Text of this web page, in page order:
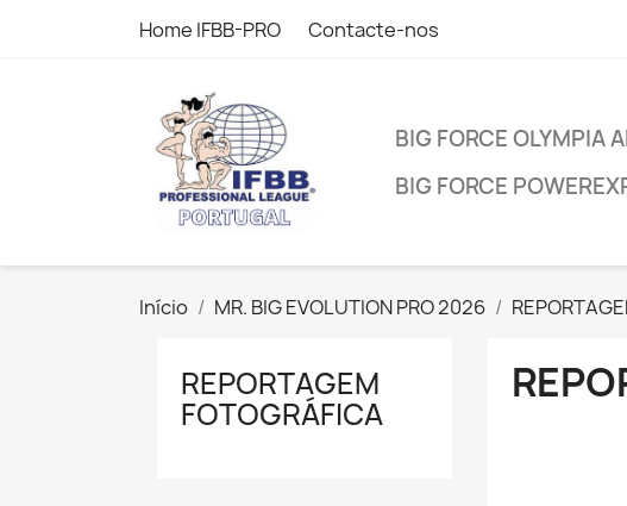
Home IFBB-PRO Contacte-nos
BIG FORCE OLYMPIA
BIG FORCE
Início MR. BIG EVOLUTION PRO 2026
REPORTAGEM
FOTOGRÁFICA